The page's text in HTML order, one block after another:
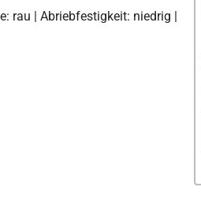
rau | Abriebfestigkeit: niedrig |